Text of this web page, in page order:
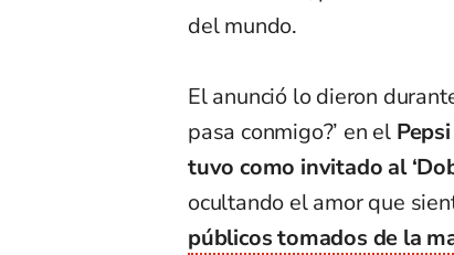
del mundo.
El anunció lo dieron
pasa conmigo?’ en el
tuvo como invitado al
ocultando el amor que
públicos tomados de la